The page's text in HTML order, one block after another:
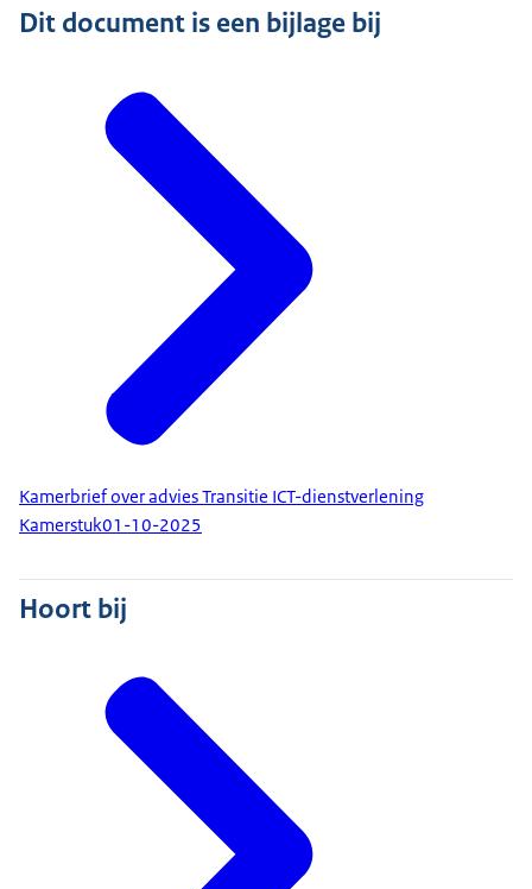
Dit document is een bijlage bij
Kamerbrief over advies Transitie ICT-dienstverlening
Kamerstuk01-10-2025
Hoort bij